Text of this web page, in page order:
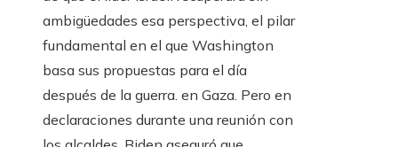
ambigüedades esa perspectiva, el pilar
fundamental en el que Washington
basa sus propuestas para el día
después de la guerra. en Gaza. Pero en
declaraciones durante una reunión con